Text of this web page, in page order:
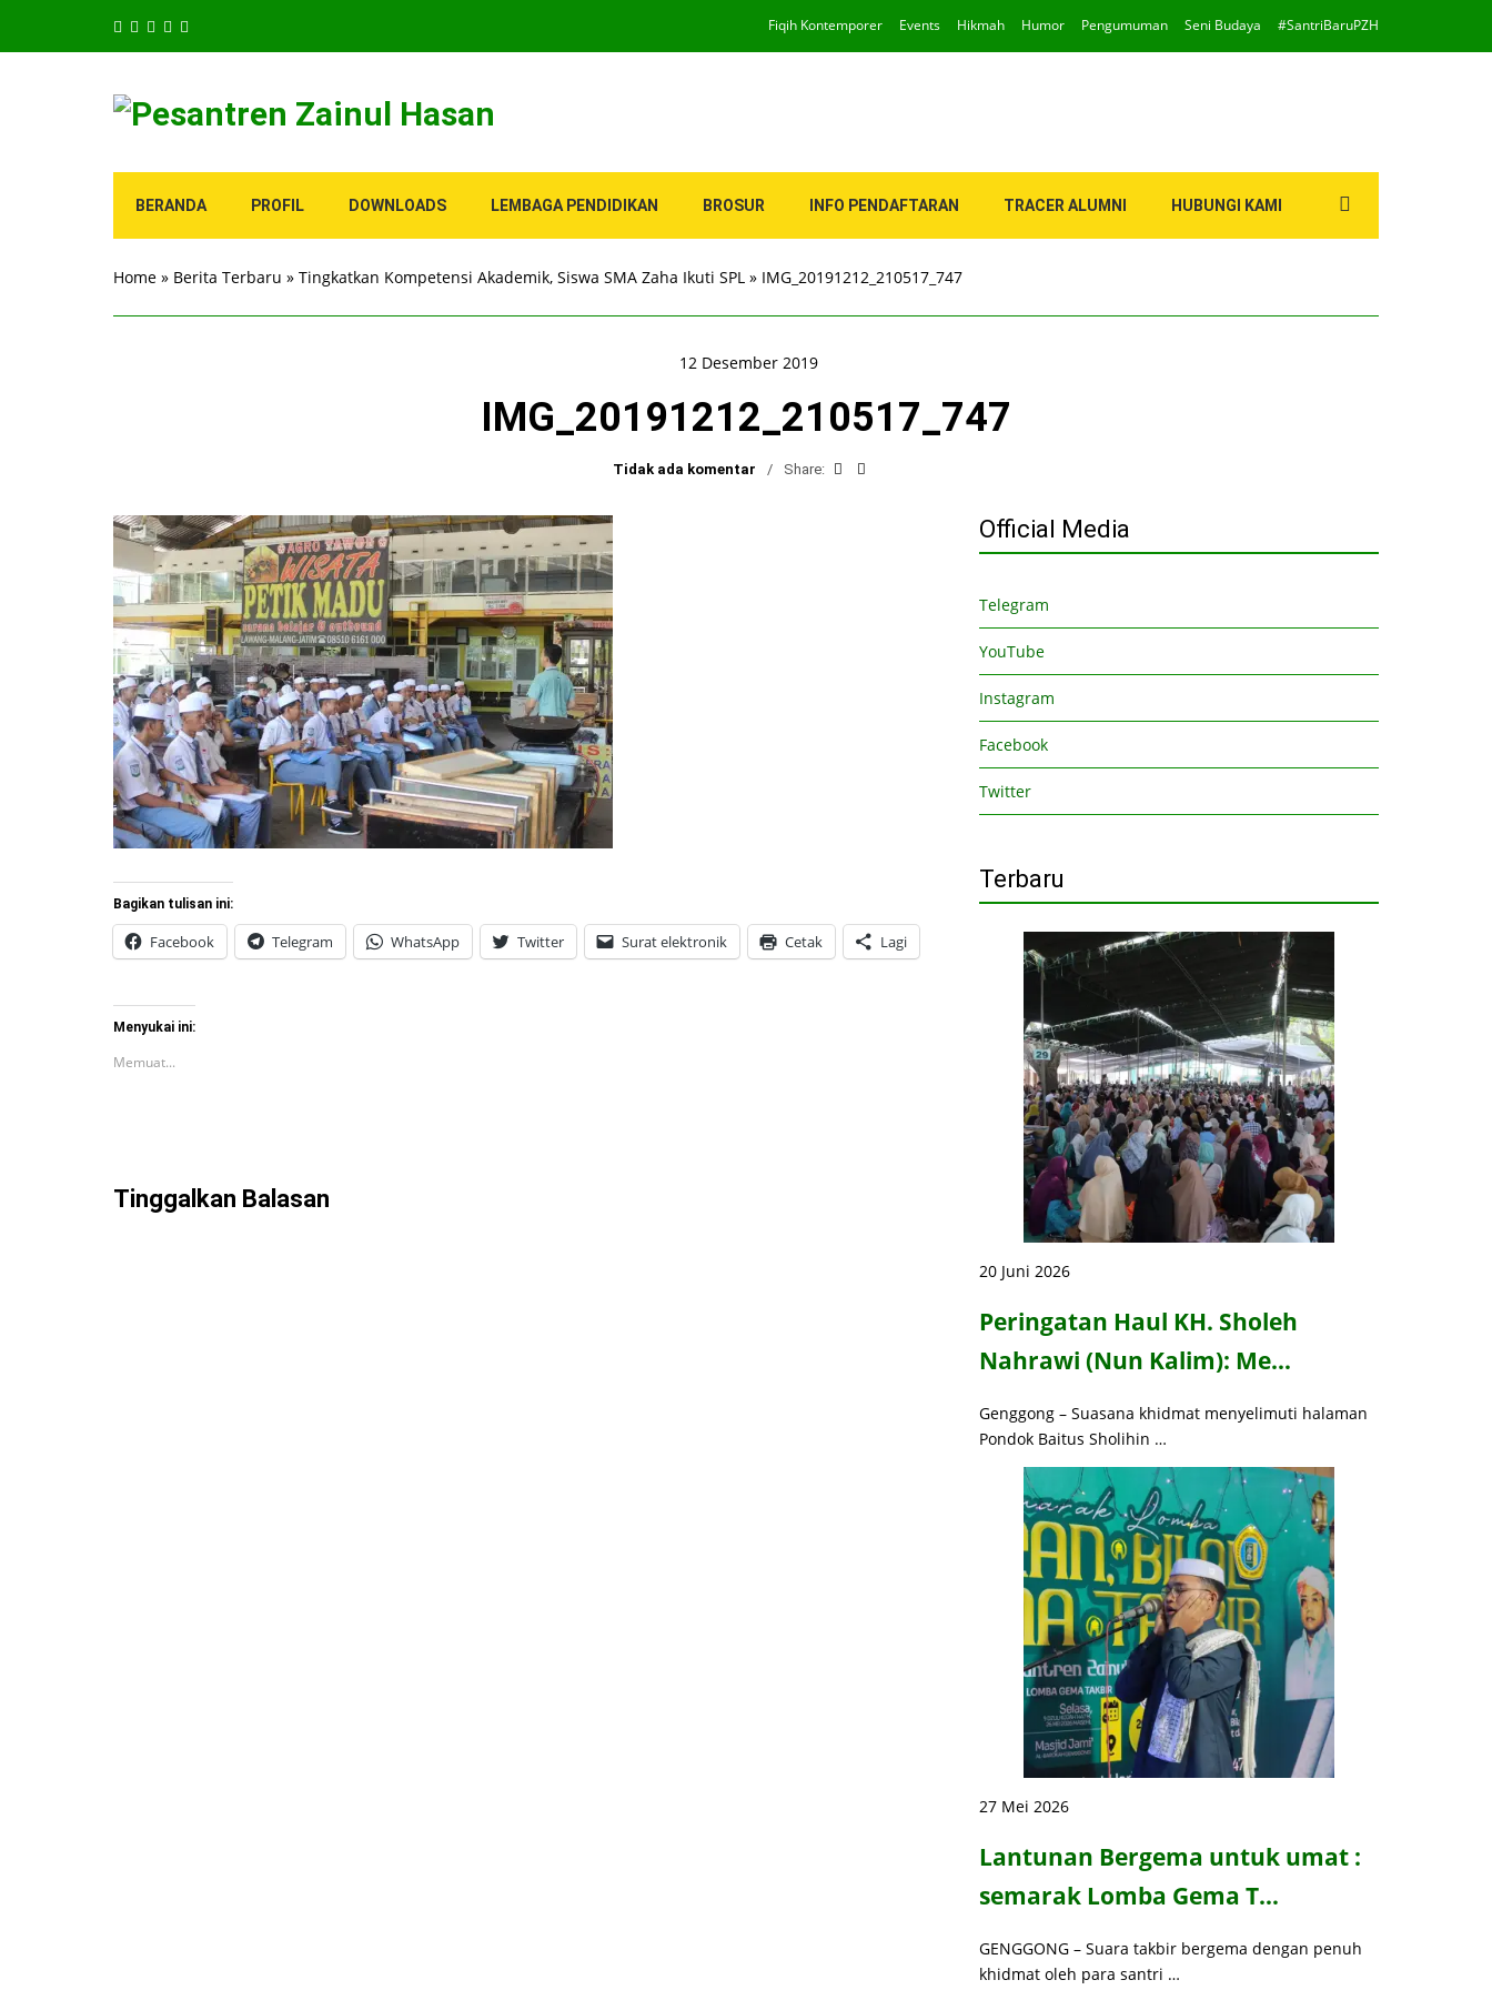
Fiqih Kontemporer Events Hikmah Humor Pengumuman Seni Budaya #SantriBaruPZH
BERANDA PROFIL DOWNLOADS LEMBAGA PENDIDIKAN BROSUR INFO PENDAFTARAN TRACER ALUMNI HUBUNGI KAMI
Home » Berita Terbaru » Tingkatkan Kompetensi Akademik, Siswa SMA Zaha Ikuti SPL » IMG_20191212_210517_747
12 Desember 2019
IMG_20191212_210517_747
Tidak ada komentar Share:
Bagikan tulisan ini:
Facebook Telegram WhatsApp Twitter Surat elektronik Cetak Lagi
Menyukai ini:
Memuat...
Tinggalkan Balasan
Official Media
Telegram
YouTube
Instagram
Facebook
Twitter
Terbaru
20 Juni 2026
Peringatan Haul KH. Sholeh
Nahrawi (Nun Kalim): Me…
Genggong – Suasana khidmat menyelimuti halaman
Pondok Baitus Sholihin …
27 Mei 2026
Lantunan Bergema untuk umat :
semarak Lomba Gema T…
GENGGONG – Suara takbir bergema dengan penuh
khidmat oleh para santri …